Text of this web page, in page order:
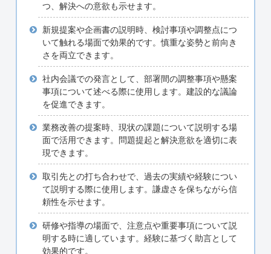
つ、解決への意欲も示せます。
新規提案や企画書の説明時、検討事項や調整点につ
いて触れる場面で効果的です。慎重な姿勢と前向き
さを両立できます。
社内会議での発言として、部署間の調整事項や懸案
事項について述べる際に使用します。建設的な議論
を促進できます。
業務改善の提案時、現状の課題について説明する場
面で活用できます。問題提起と解決意欲を適切に表
現できます。
取引先との打ち合わせで、過去の実績や経験につい
て説明する際に使用します。謙虚さを保ちながら信
頼性を示せます。
研修や指導の場面で、注意点や重要事項について説
明する時に適しています。経験に基づく助言として
効果的です。